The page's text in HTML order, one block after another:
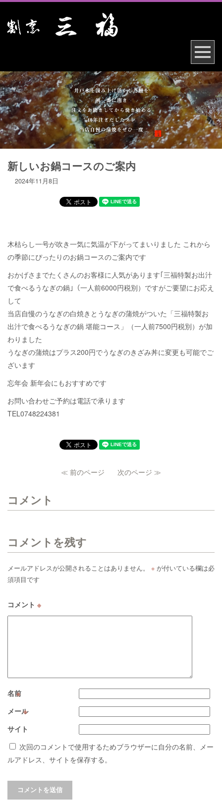
新しいお鍋コースのご案内
2024年11月8日
木枯らし一号が吹き一気に気温が下がってまいりました これから
の季節にぴったりのお鍋コースのご案内です
おかげさまでたくさんのお客様に人気があります｢三福特製お出汁
で食べるうなぎの鍋｣（一人前6000円税別）ですがご要望にお応え
して
当店自慢のうなぎの白焼きとうなぎの蒲焼がついた「三福特製お
出汁で食べるうなぎの鍋 堪能コース」（一人前7500円税別）が加
わりました
うなぎの蒲焼はプラス200円でうなぎのきざみ丼に変更も可能でご
ざいます
忘年会 新年会にもおすすめです
お問い合わせご予約は電話で承ります
TEL0748224381
≪ 前のページ 次のページ ≫
コメント
コメントを残す
メールアドレスが公開されることはありません。 ※ が付いている欄は必
須項目です
コメント ※
名前
※
メール
※
サイト
次回のコメントで使用するためブラウザーに自分の名前、メー
ルアドレス、サイトを保存する。